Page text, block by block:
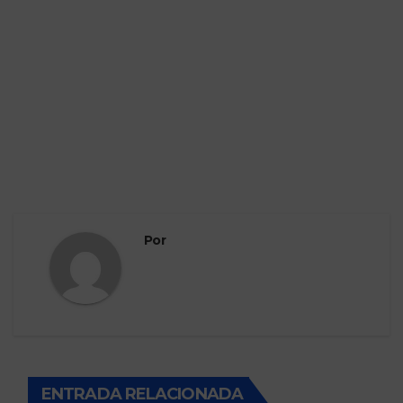
Por
ENTRADA RELACIONADA